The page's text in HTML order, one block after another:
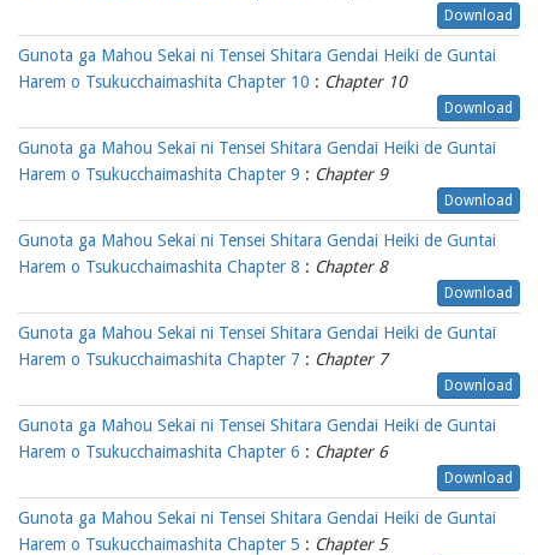
Download
Gunota ga Mahou Sekai ni Tensei Shitara Gendai Heiki de Guntai
Harem o Tsukucchaimashita Chapter 10 : Chapter 10
Download
Gunota ga Mahou Sekai ni Tensei Shitara Gendai Heiki de Guntai
Harem o Tsukucchaimashita Chapter 9 : Chapter 9
Download
Gunota ga Mahou Sekai ni Tensei Shitara Gendai Heiki de Guntai
Harem o Tsukucchaimashita Chapter 8 : Chapter 8
Download
Gunota ga Mahou Sekai ni Tensei Shitara Gendai Heiki de Guntai
Harem o Tsukucchaimashita Chapter 7 : Chapter 7
Download
Gunota ga Mahou Sekai ni Tensei Shitara Gendai Heiki de Guntai
Harem o Tsukucchaimashita Chapter 6 : Chapter 6
Download
Gunota ga Mahou Sekai ni Tensei Shitara Gendai Heiki de Guntai
Harem o Tsukucchaimashita Chapter 5 : Chapter 5